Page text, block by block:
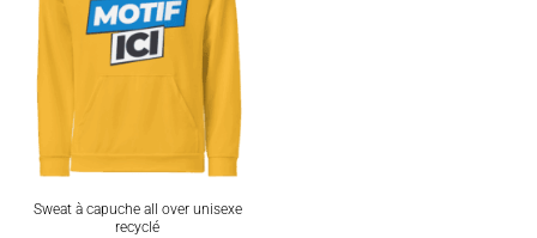
Sweat à capuche all over unisexe
recyclé